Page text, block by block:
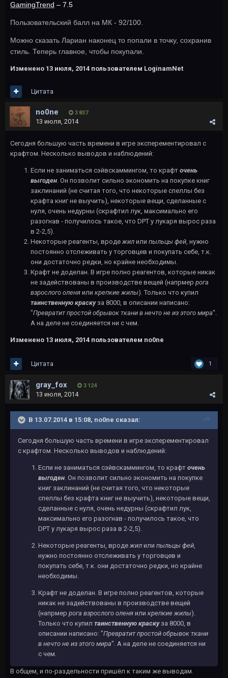
GamingTrend – 7.5
Пользовательский балл на МК - 92/100.
Можно сказать Лариан наконец то попали в точку, сохранив
стиль. Теперь главное, чтобы покупали.
Изменено 13 июля, 2014 пользователем LoginamNet
Цитата
no0ne 3 837
13 июля, 2014
Сегодня большую часть времени в игре эксперементировал с
крафтом. Несколько выводов и наблюдений:
Если не заниматься сэйвскаммингом, то крафт очень
выгоден. Он позволит сильно экономить на покупке книг
заклинаний (не считая того, что некоторые спеллы без
крафта книг не выучить), некоторые вещи, сделанные с
нуля, очень недурны (скрафтил лук, максимально его
разогнав - получилось такое, что DPT у лукаря вырос раза
в 2-2,5).
Некоторые реагенты, вродежил или пыльцы фей, нужно
постоянно отслеживать у торговцев и покупать себе, т.к.
они достаточно редки, но крайне необходимы.
Крафт не доделан. В игре полно реагентов, которые никак
не задействованы в производстве вещей (напрмер рога
взрослого оленя или крепкие жилы). Только что купил
таинственную краскуза 8000, в описании написано:
"Превратит простой обрывок ткани в нечто не из этого мира".
А на деле не соединяется ни с чем.
Изменено 13 июля, 2014 пользователем no0ne
1
Цитата
gray_fox 3 124
13 июля, 2014
В 13.07.2014 в 15:08, no0ne сказал:
Сегодня большую часть времени в игре эксперементировал
с крафтом. Несколько выводов и наблюдений:
Если не заниматься сэйвскаммингом, то крафт очень
выгоден. Он позволит сильно экономить на покупке
книг заклинаний (не считая того, что некоторые
спеллы без крафта книг не выучить), некоторые вещи,
сделанные с нуля, очень недурны (скрафтил лук,
максимально его разогнав - получилось такое, что
DPT у лукаря вырос раза в 2-2,5).
Некоторые реагенты, вродежил или пыльцы фей,
нужно постоянно отслеживать у торговцев и
покупать себе, т.к. они достаточно редки, но крайне
необходимы.
Крафт не доделан. В игре полно реагентов, которые
никак не задействованы в производстве вещей
(напрмер рога взрослого оленя или крепкие жилы).
Только что купил таинственную краскуза 8000, в
описании написано: "Превратит простой обрывок ткани
в нечто не из этого мира". А на деле не соединяется ни
с чем.
В общем, и по-раздельности пришёл к таким же выводам.